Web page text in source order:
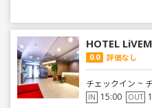
HOTEL
0.0 評価なし
チェックイン ~
IN 15:00 OUT